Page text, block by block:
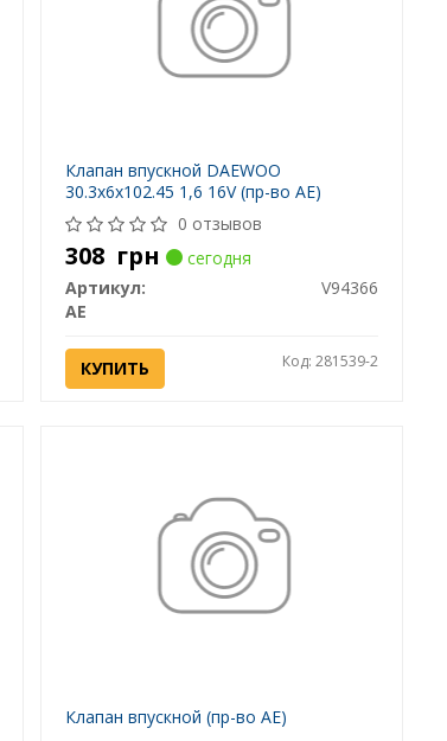
Клапан впускной DAEWOO
30.3x6x102.45 1,6 16V (пр-во AE)
0 отзывов
308 грн
сегодня
Артикул:
V94366
AE
КУПИТЬ Код: 281539-2
Клапан впускной (пр-во AE)